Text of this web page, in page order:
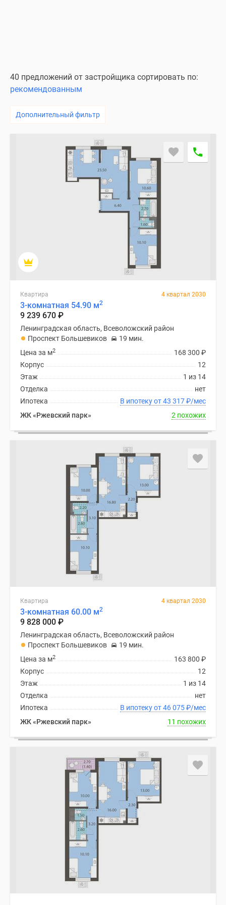
40 предложений от застройщика сортировать по:
рекомендованным
Дополнительный фильтр
Квартира 4 квартал 2030
3-комнатная 54.90 м2
9 239 670 ₽
Ленинградская область, Всеволожский район
Проспект Большевиков
19 мин.
168 300 ₽
Цена за м2
12
Корпус
1 из 14
Этаж
нет
Отделка
В ипотеку от 43 317₽/мес
Ипотека
ЖК «Ржевский парк»
2 похожих
Квартира 4 квартал 2030
3-комнатная 60.00 м2
9 828 000 ₽
Ленинградская область, Всеволожский район
Проспект Большевиков
19 мин.
163 800 ₽
Цена за м2
12
Корпус
1 из 14
Этаж
нет
Отделка
В ипотеку от 46 075₽/мес
Ипотека
ЖК «Ржевский парк»
11 похожих